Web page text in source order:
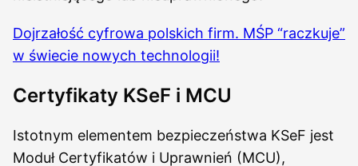
Dojrzałość cyfrowa polskich firm. MŚP “raczkuje”
w świecie nowych technologii!
Certyfikaty KSeF i MCU
Istotnym elementem bezpieczeństwa KSeF jest
Moduł Certyfikatów i Uprawnień (MCU),